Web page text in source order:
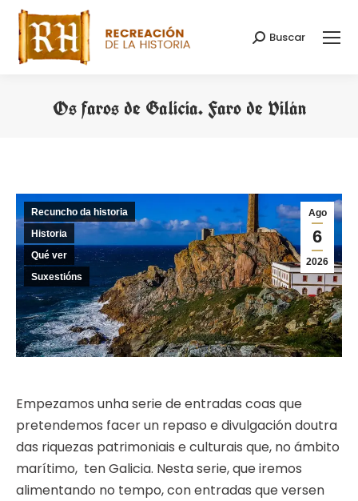
Search:
Buscar
Os faros de Galicia. Faro de Vilán
Ago
6
2026
Recuncho da historia
Historia
Qué ver
Suxestións
Empezamos unha serie de entradas coas que
pretendemos facer un repaso e divulgación doutra
das riquezas patrimoniais e culturais que, no ámbito
marítimo, ten Galicia. Nesta serie, que iremos
alimentando no tempo, con entradas que versen